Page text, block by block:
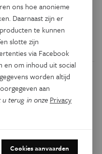
dubbele uitdaging met
kan dan
bieden.
ons hoe anonieme
Daarnaast zijn er
te kunnen
slotte zijn
via Facebook
en om inhoud uit social
worden altijd
aan
terug in onze Privacy
Cookies aanvaarden